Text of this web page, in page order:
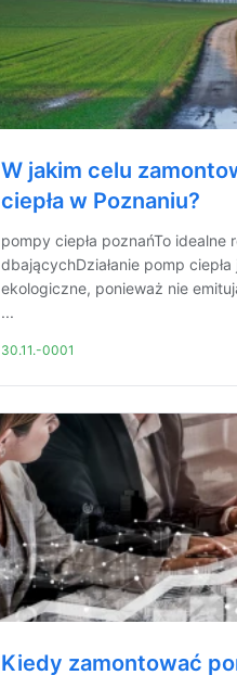
W jakim celu
ciepła w Poznaniu?
pompy ciepła poznańTo idealne
dbającychDziałanie pomp
ekologiczne, ponieważ nie
...
30.11.-0001
Kiedy zamontować